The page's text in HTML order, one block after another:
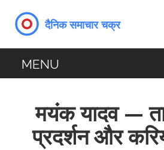
मयंक यादव —
प्रदर्शन और